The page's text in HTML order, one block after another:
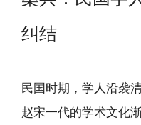
纠结
民国时期，学人沿袭
赵宋一代的学术文化